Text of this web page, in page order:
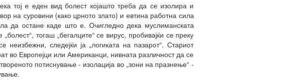
тој е еден вид болест којашто треба да се изолира и
на суровини (како црното злато) и евтина работна сила
да остане каде што е. Очигледно дека муслиманската
тогаш „бегалците“ се вирус, пробивајќи се преку
следејќи ја „логиката на пазарот“. Стариот
во Европејци или Американци, нивната различност да се
потиснување - изолација во „зони на празнење“ -